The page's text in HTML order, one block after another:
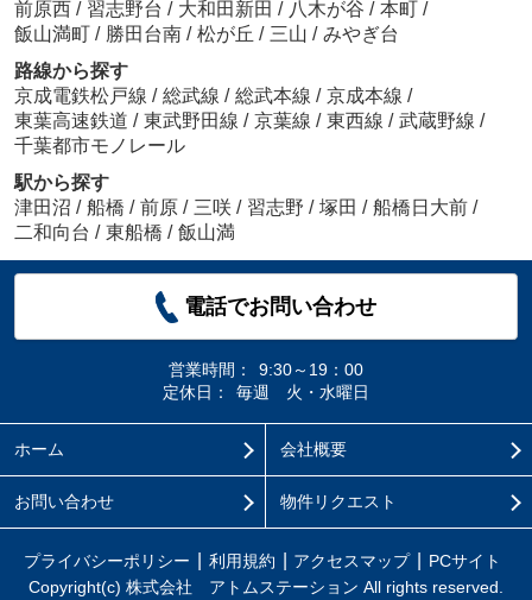
前原西 / 習志野台 / 大和田新田 / 八木が谷 / 本町 /
飯山満町 / 勝田台南 / 松が丘 / 三山 / みやぎ台
路線から探す
京成電鉄松戸線 / 総武線 / 総武本線 / 京成本線 /
東葉高速鉄道 / 東武野田線 / 京葉線 / 東西線 / 武蔵野線 /
千葉都市モノレール
駅から探す
津田沼 / 船橋 / 前原 / 三咲 / 習志野 / 塚田 / 船橋日大前 /
二和向台 / 東船橋 / 飯山満
電話でお問い合わせ
営業時間：
9:30～19：00
定休日：
毎週 火・水曜日
ホーム 会社概要
お問い合わせ 物件リクエスト
プライバシーポリシー 利用規約 アクセスマップ
PCサイト
Copyright(c) 株式会社 アトムステーション All rights reserved.